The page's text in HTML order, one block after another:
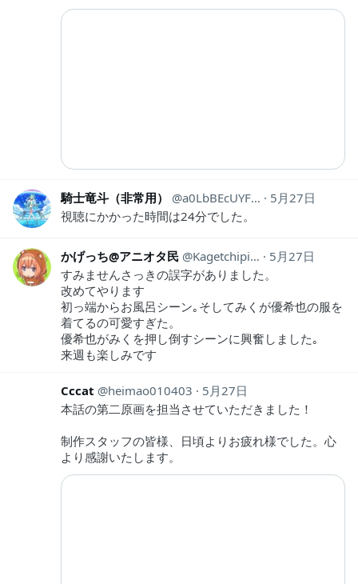
騎士竜斗（非常用） a0LbBEcUYF97443
5月27日
視聴にかかった時間は24分でした。
かげっち@アニオタ民 Kagetchipiay428
5月27日
すみませんさっきの誤字がありました。
改めてやります
初っ端からお風呂シーン｡そしてみくが優希也の服を
着てるの可愛すぎた。
優希也がみくを押し倒すシーンに興奮しました｡
来週も楽しみです
Cccat heimao010403
5月27日
本話の第二原画を担当させていただきました！
制作スタッフの皆様、日頃よりお疲れ様でした。心
より感謝いたします。